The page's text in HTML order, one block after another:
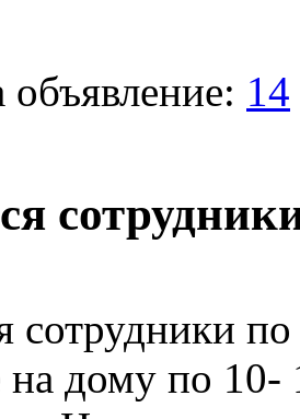
14
сотрудники
на дому по